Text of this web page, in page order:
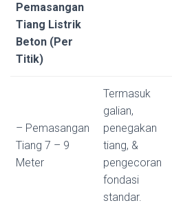
Pemasangan
Tiang Listrik
Beton (Per
Titik)
– Pemasangan
Tiang 7 – 9
Meter
Termasuk
galian,
penegakan
tiang, &
pengecoran
fondasi
standar.